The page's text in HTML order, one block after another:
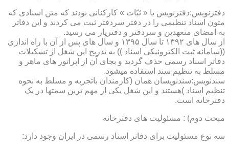
دفترنویس:دفترنویس یا « ثبّات » کارکنانی بودند که متن اسنادی که
متون اسناد تنظیمی را در دفتر سردفتر ثبت می کردند و این دفاتر
به امضای متعهدین و سردفتر و دفتریار می رسید.
از سال های ۱۳۹۲ تا سال ۱۳۹۵ و سال های پس از آن با راه اندازی
((سامانه ثبت الکترونیکی اسناد )) به تدریج این شغل از تشکیلات
دفاتر اسناد رسمی حذف گردید و بجای آن از اپراتور های ماهر و
مسلط به تنظیم سند استفاده میشود.
سندنویس:سندنویسان همان (کارمندان باتجربه و مسلط به نحوه
تنظیم اسناد )هستند و این شغل یکی از مهم ترین سمتها در یک
دفترخانه است.
مبحث دوم) : مسئولیت های دفترخانه
سه نوع مسئولیت برای دفاتر اسناد رسمی در ایران وجود دارد: